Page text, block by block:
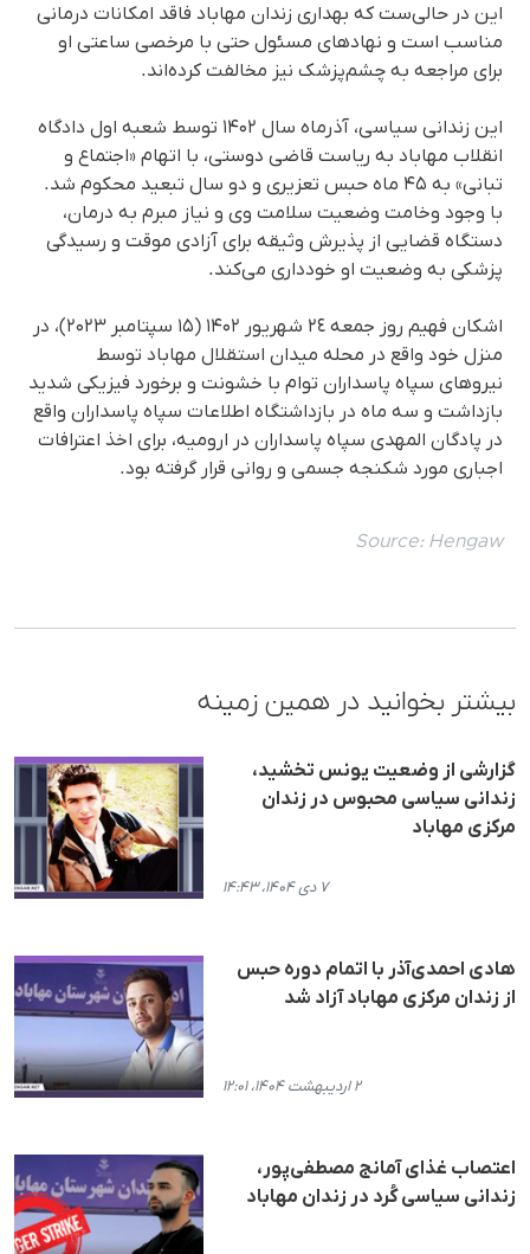
این در حالی‌ست که بهداری زندان مهاباد فاقد امکانات درمانی
مناسب است و نهادهای مسئول حتی با مرخصی ساعتی او
برای مراجعه به چشم‌پزشک نیز مخالفت کرده‌اند.
این زندانی سیاسی، آذرماه سال ۱۴۰۲ توسط شعبه اول دادگاه
انقلاب مهاباد به ریاست قاضی دوستی، با اتهام «اجتماع و
تبانی» به ۴۵ ماه حبس تعزیری و دو سال تبعید محکوم شد.
با وجود وخامت وضعیت سلامت وی و نیاز مبرم به درمان،
دستگاه قضایی از پذیرش وثیقه برای آزادی موقت و رسیدگی
پزشکی به وضعیت او خودداری می‌کند.
اشکان فهیم روز جمعه ٢٤ شهریور ۱۴۰۲ (۱۵ سپتامبر ۲۰۲۳)، در
منزل خود واقع در محله میدان استقلال مهاباد توسط
نیروهای سپاه پاسداران توام با خشونت و برخورد فیزیکی شدید
بازداشت و سە ماه در بازداشتگاه اطلاعات سپاه پاسداران واقع
در پادگان المهدی سپاه پاسداران در ارومیه، برای اخذ اعترافات
اجباری مورد شکنجه جسمی و روانی قرار گرفته بود.
Source: Hengaw
بیشتر بخوانید در همین زمینه
گزارشی از وضعیت یونس تخشید،
زندانی سیاسی محبوس در زندان
مرکزی مهاباد
۷ دی ۱۴۰۴، ۱۴:۴۳
هادی احمدی‌آذر با اتمام دوره حبس
از زندان مرکزی مهاباد آزاد شد
۲ اردیبهشت ۱۴۰۴، ۱۲:۰۱
اعتصاب غذای آمانج مصطفی‌پور،
زندانی سیاسی کُرد در زندان مهاباد